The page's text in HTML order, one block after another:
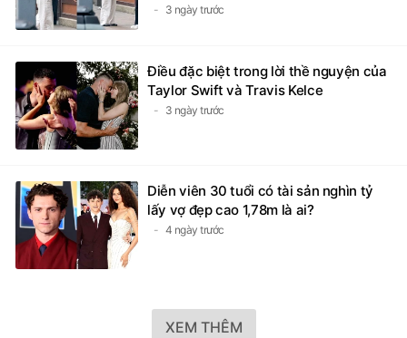
3 ngày trước
Điều đặc biệt trong lời thề nguyện của
Taylor Swift và Travis Kelce
3 ngày trước
Diễn viên 30 tuổi có tài sản nghìn tỷ
lấy vợ đẹp cao 1,78m là ai?
4 ngày trước
XEM THÊM